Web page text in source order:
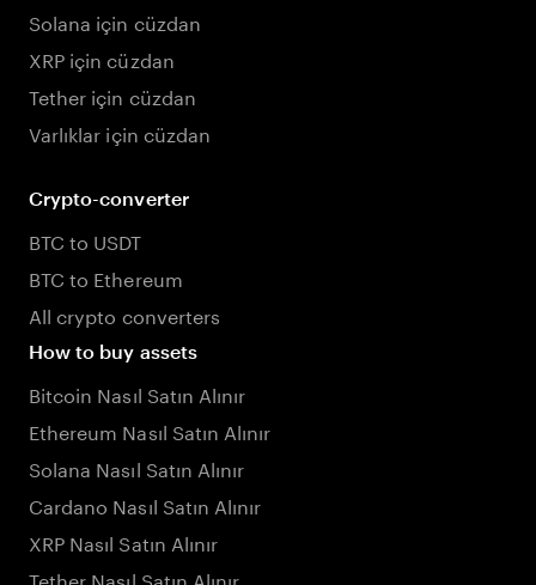
Solana için cüzdan
XRP için cüzdan
Tether için cüzdan
Varlıklar için cüzdan
Crypto-converter
BTC to USDT
BTC to Ethereum
All crypto converters
How to buy assets
Bitcoin Nasıl Satın Alınır
Ethereum Nasıl Satın Alınır
Solana Nasıl Satın Alınır
Cardano Nasıl Satın Alınır
XRP Nasıl Satın Alınır
Tether Nasıl Satın Alınır